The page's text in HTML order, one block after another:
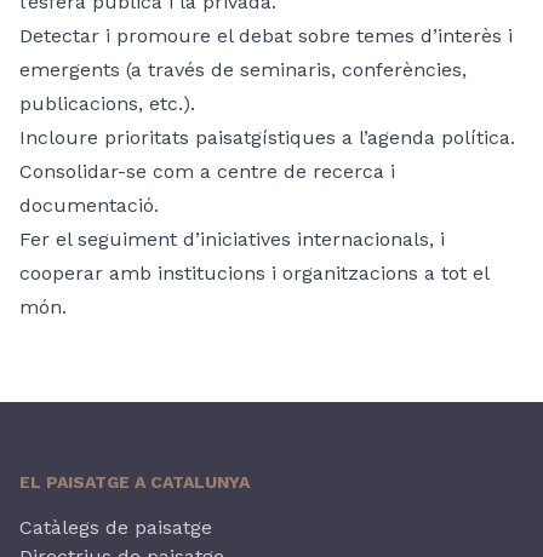
Detectar i promoure el debat sobre temes d’interès i
emergents (a través de seminaris, conferències,
publicacions, etc.).
Incloure prioritats paisatgístiques a l’agenda política.
Consolidar-se com a centre de recerca i
documentació.
Fer el seguiment d’iniciatives internacionals, i
cooperar amb institucions i organitzacions a tot el
món.
EL PAISATGE A CATALUNYA
Catàlegs de paisatge